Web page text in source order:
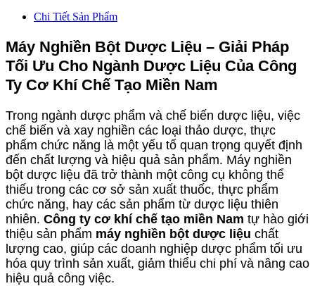
Chi Tiết Sản Phẩm
Máy Nghiền Bột Dược Liệu – Giải Pháp
Tối Ưu Cho Ngành Dược Liệu Của Công
Ty Cơ Khí Chế Tạo Miền Nam
Trong ngành dược phẩm và chế biến dược liệu, việc
chế biến và xay nghiền các loại thảo dược, thực
phẩm chức năng là một yếu tố quan trọng quyết định
đến chất lượng và hiệu quả sản phẩm. Máy nghiền
bột dược liệu đã trở thành một công cụ không thể
thiếu trong các cơ sở sản xuất thuốc, thực phẩm
chức năng, hay các sản phẩm từ dược liệu thiên
nhiên. Công ty cơ khí chế tạo miền Nam tự hào giới
thiệu sản phẩm máy nghiền bột dược liệu chất
lượng cao, giúp các doanh nghiệp dược phẩm tối ưu
hóa quy trình sản xuất, giảm thiểu chi phí và nâng cao
hiệu quả công việc.